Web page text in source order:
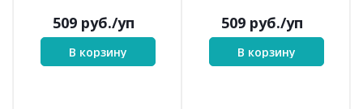
509 руб./уп
В корзину
509 руб./уп
В корзину